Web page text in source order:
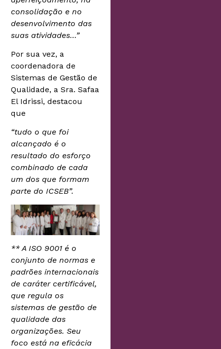
consolidação e no
desenvolvimento das
suas atividades…”
Por sua vez, a
coordenadora de
Sistemas de Gestão de
Qualidade, a Sra. Safaa
El Idrissi, destacou
que
“tudo o que foi
alcançado é o
resultado do esforço
combinado de cada
um dos que formam
parte do ICSEB”.
** A ISO 9001 é o
conjunto de normas e
padrões internacionais
de caráter certificável,
que regula os
sistemas de gestão de
qualidade das
organizações. Seu
foco está na eficácia